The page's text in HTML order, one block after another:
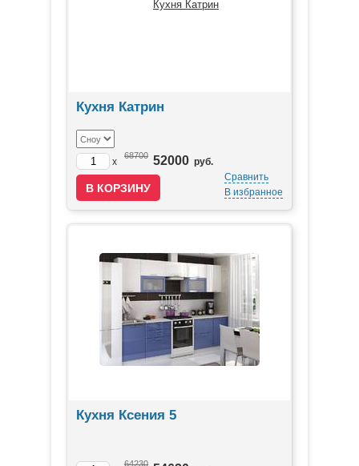
Кухня Катрин
x
68700 52000 руб.
Сравнить
В избранное
Кухня Ксения 5
64230